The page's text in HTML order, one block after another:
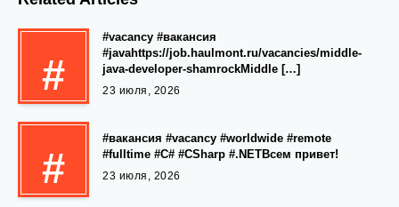
#
#vacancy #вакансия
#javahttps://job.haulmont.ru/vacancies/middle-
java-developer-shamrockMiddle […]
23 июля, 2026
#
#вакансия #vacancy #worldwide #remote
#fulltime #C# #CSharp #.NETВсем привет!
23 июля, 2026